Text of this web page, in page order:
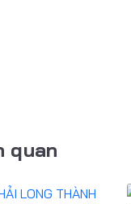
quan